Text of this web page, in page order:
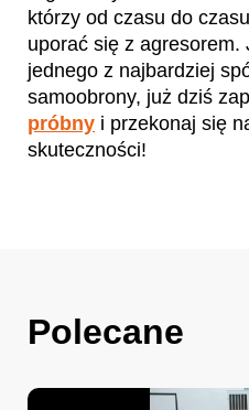
którzy od czasu do
uporać się z
jednego z najbardziej
samoobrony, już dziś
próbny i przekonaj się
skuteczności!
Polecane